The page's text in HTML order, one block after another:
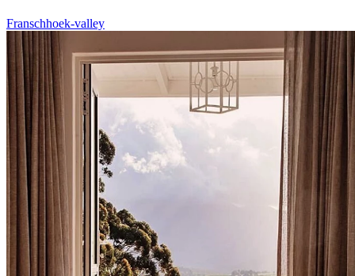
Franschhoek-valley